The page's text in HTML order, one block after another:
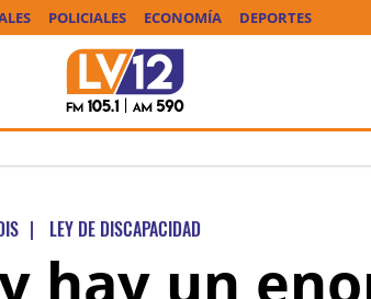
POLICIALES ECONOMÍA DEPORTES
| LEY DE DISCAPACIDAD
hay un